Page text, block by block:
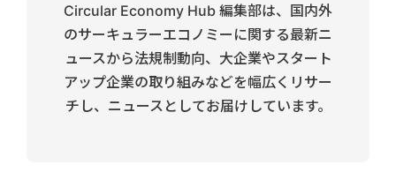
Circular Economy Hub 編集部は、国内外
のサーキュラーエコノミーに関する最新ニ
ュースから法規制動向、大企業やスタート
アップ企業の取り組みなどを幅広くリサー
チし、ニュースとしてお届けしています。